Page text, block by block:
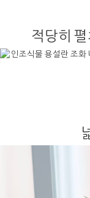
적당히